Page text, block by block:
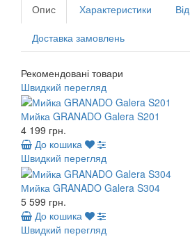
Опис Характеристики
Доставка замовлень
Рекомендовані товари
Швидкий перегляд
Мийка GRANADO Galera S201
4 199 грн.
До кошика
Швидкий перегляд
Мийка GRANADO Galera S304
5 599 грн.
До кошика
Швидкий перегляд